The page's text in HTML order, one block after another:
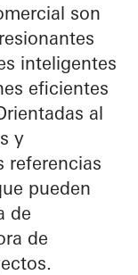
son
inteligentes
eficientes
al
y
referencias
pueden
de
de